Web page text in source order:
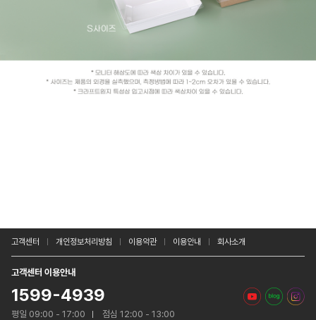
고객센터 개인정보처리방침 이용약관 이용안내 회사소개
고객센터 이용안내
1599-4939
평일 09:00 - 17:00 점심 12:00 - 13:00